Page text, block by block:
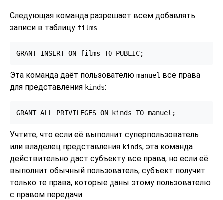
Следующая команда разрешает всем добавлять
записи в таблицу films:
GRANT INSERT ON films TO PUBLIC;
Эта команда даёт пользователю manuel все права
для представления kinds:
GRANT ALL PRIVILEGES ON kinds TO manuel;
Учтите, что если её выполнит суперпользователь
или владелец представления kinds, эта команда
действительно даст субъекту все права, но если её
выполнит обычный пользователь, субъект получит
только те права, которые даны этому пользователю
с правом передачи.